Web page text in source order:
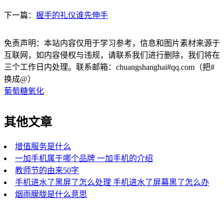
下一篇： 握手的礼仪谁先伸手
免责声明：本站内容仅用于学习参考，信息和图片素材来源于
互联网，如内容侵权与违规，请联系我们进行删除，我们将在
三个工作日内处理。联系邮箱：chuangshanghai#qq.com（把#
换成@）
葡萄糖氧化
其他文章
增值服务是什么
一加手机属于哪个品牌 一加手机的介绍
教师节的由来50字
手机进水了黑屏了怎么处理 手机进水了屏幕黑了怎么办
烟雨朦胧是什么意思